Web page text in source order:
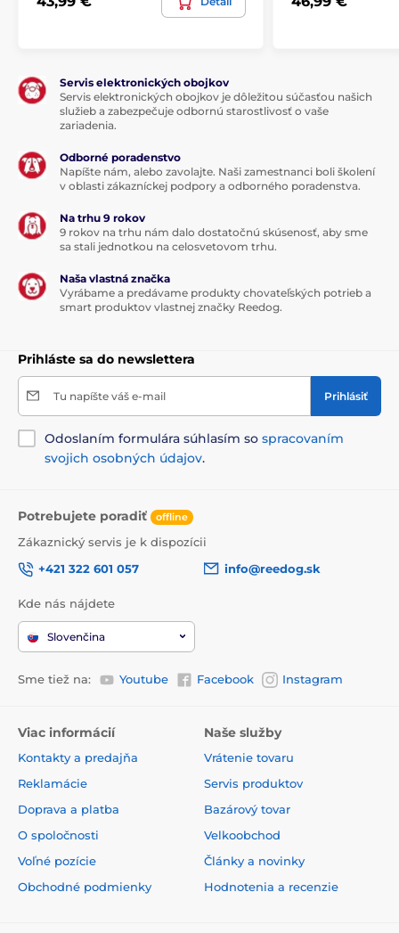
Servis elektronických obojkov
Servis elektronických obojkov je dôležitou súčasťou našich
služieb a zabezpečuje odbornú starostlivosť o vaše
zariadenia.
Odborné poradenstvo
Napíšte nám, alebo zavolajte. Naši zamestnanci boli školení
v oblasti zákazníckej podpory a odborného poradenstva.
Na trhu 9 rokov
9 rokov na trhu nám dalo dostatočnú skúsenosť, aby sme
sa stali jednotkou na celosvetovom trhu.
Naša vlastná značka
Vyrábame a predávame produkty chovateľských potrieb a
smart produktov vlastnej značky Reedog.
Prihláste sa do newslettera
Tu napíšte váš e-mail Prihlásiť
Odoslaním formulára súhlasím so spracovaním
svojich osobných údajov.
Potrebujete poradiť offline
Zákaznický servis je k dispozícii
+421 322 601 057
info@reedog.sk
Kde nás nájdete
Slovenčina
Sme tiež na: Youtube Facebook Instagram
Viac informácií
Kontakty a predajňa
Reklamácie
Doprava a platba
O spoločnosti
Voľné pozície
Obchodné podmienky
Naše služby
Vrátenie tovaru
Servis produktov
Bazárový tovar
Velkoobchod
Články a novinky
Hodnotenia a recenzie